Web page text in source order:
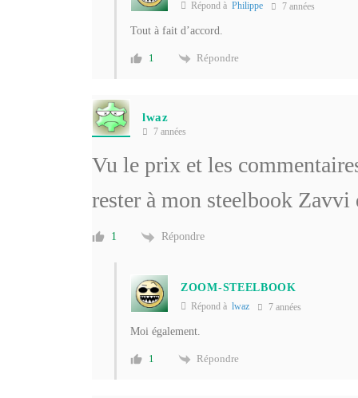
Répond à Philippe 7 années
Tout à fait d’accord.
1 Répondre
lwaz
7 années
Vu le prix et les
rester à mon steelbook
1 Répondre
ZOOM-STEELBOOK
Répond à lwaz 7 années
Moi également.
1 Répondre